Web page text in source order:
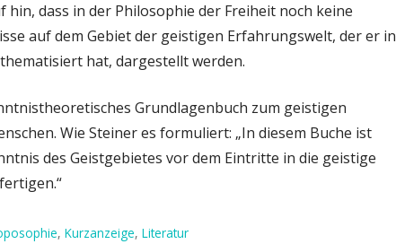
hin, dass in der Philosophie der Freiheit noch keine
auf dem Gebiet der geistigen Erfahrungswelt, der er in
hat, dargestellt werden.
Grundlagenbuch zum geistigen
Wie Steiner es formuliert: „In diesem Buche ist
des Geistgebietes vor dem Eintritte in die geistige
,Kurzanzeige,Literatur